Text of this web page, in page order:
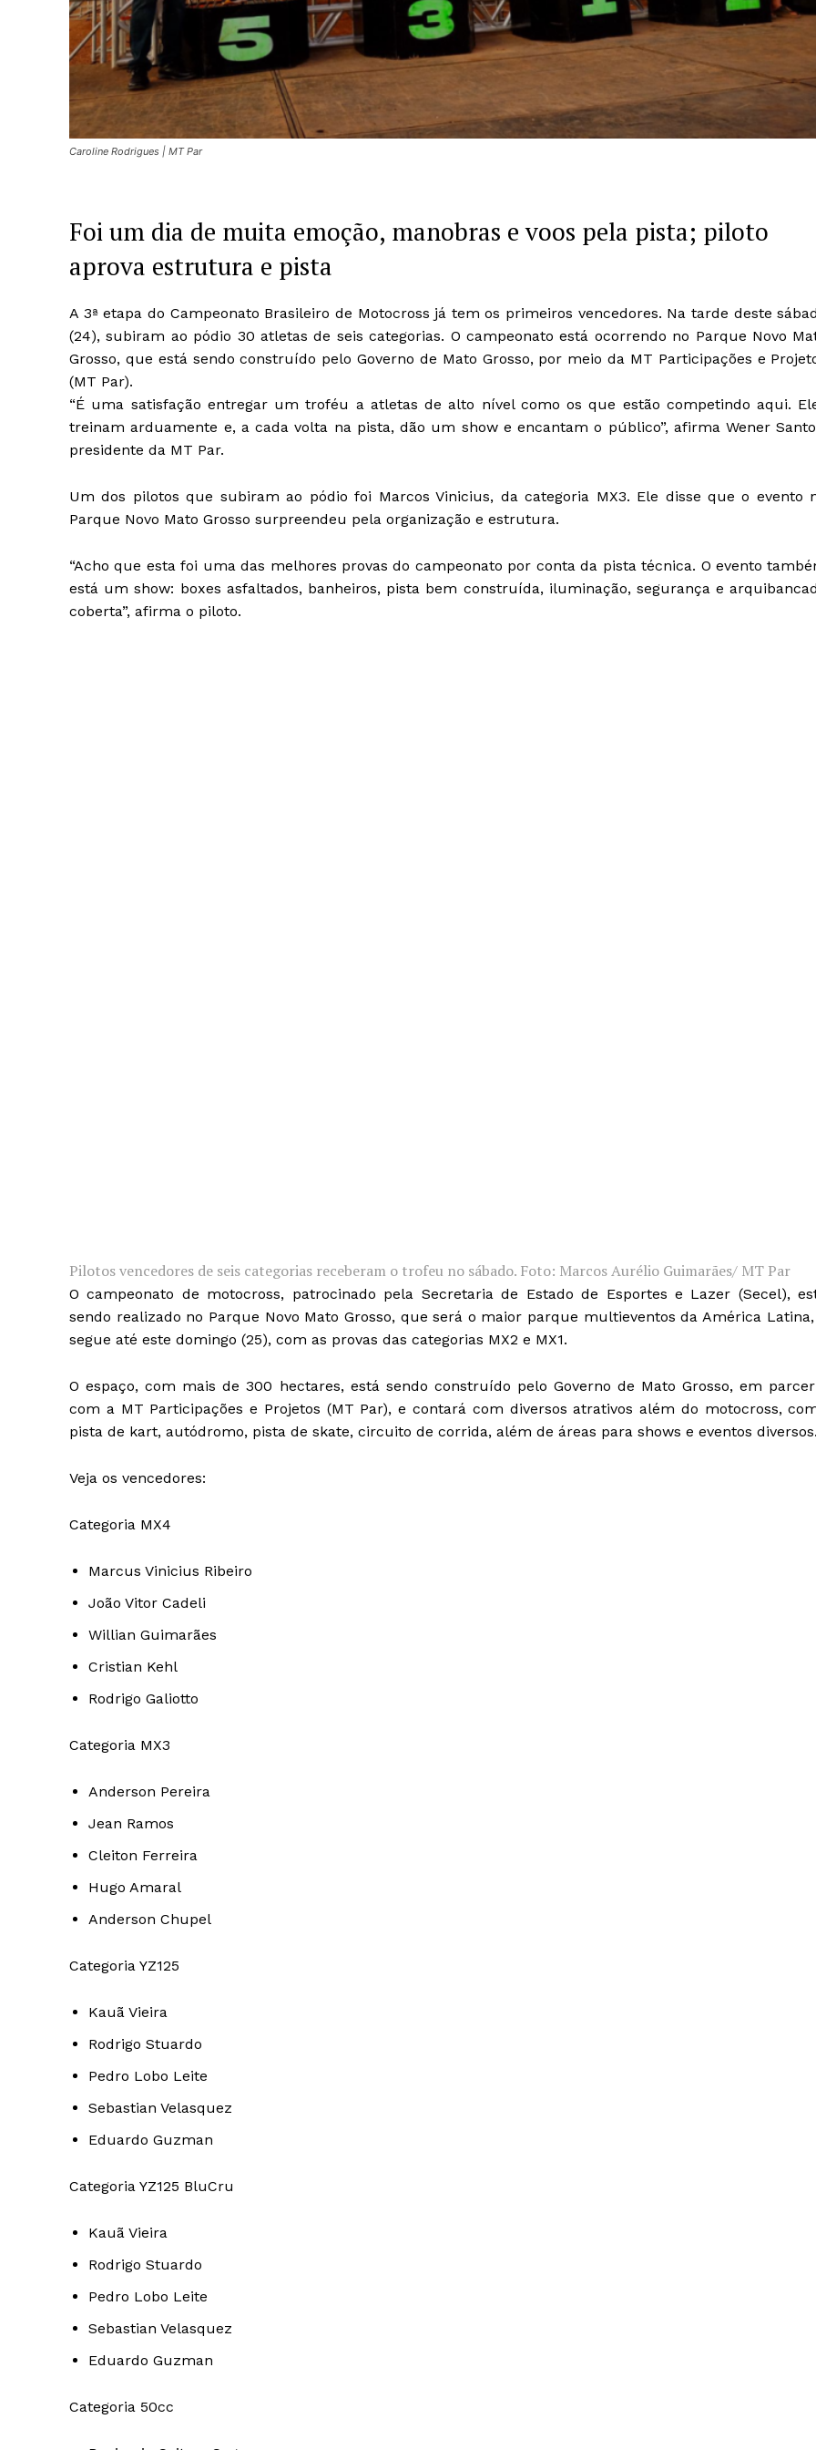
Caroline Rodrigues | MT Par
Foi um dia de muita emoção, manobras e voos pela pista; piloto
aprova estrutura e pista
A 3ª etapa do Campeonato Brasileiro de Motocross já tem os primeiros vencedores. Na tarde deste
(24), subiram ao pódio 30 atletas de seis categorias. O campeonato está ocorrendo no Parque Novo
Grosso, que está sendo construído pelo Governo de Mato Grosso, por meio da MT Participações e
(MT Par).
“É uma satisfação entregar um troféu a atletas de alto nível como os que estão competindo aqui.
treinam arduamente e, a cada volta na pista, dão um show e encantam o público”, afirma Wener
presidente da MT Par.
Um dos pilotos que subiram ao pódio foi Marcos Vinicius, da categoria MX3. Ele disse que o evento
Parque Novo Mato Grosso surpreendeu pela organização e estrutura.
“Acho que esta foi uma das melhores provas do campeonato por conta da pista técnica. O evento
está um show: boxes asfaltados, banheiros, pista bem construída, iluminação, segurança e
coberta”, afirma o piloto.
Pilotos vencedores de seis categorias receberam o trofeu no sábado. Foto: Marcos Aurélio Guimarães/ MT Par
O campeonato de motocross, patrocinado pela Secretaria de Estado de Esportes e Lazer (Secel),
sendo realizado no Parque Novo Mato Grosso, que será o maior parque multieventos da América Latina,
segue até este domingo (25), com as provas das categorias MX2 e MX1.
O espaço, com mais de 300 hectares, está sendo construído pelo Governo de Mato Grosso, em
com a MT Participações e Projetos (MT Par), e contará com diversos atrativos além do motocross,
pista de kart, autódromo, pista de skate, circuito de corrida, além de áreas para shows e eventos diversos.
Veja os vencedores:
Categoria MX4
Marcus Vinicius Ribeiro
João Vitor Cadeli
Willian Guimarães
Cristian Kehl
Rodrigo Galiotto
Categoria MX3
Anderson Pereira
Jean Ramos
Cleiton Ferreira
Hugo Amaral
Anderson Chupel
Categoria YZ125
Kauã Vieira
Rodrigo Stuardo
Pedro Lobo Leite
Sebastian Velasquez
Eduardo Guzman
Categoria YZ125 BluCru
Kauã Vieira
Rodrigo Stuardo
Pedro Lobo Leite
Sebastian Velasquez
Eduardo Guzman
Categoria 50cc